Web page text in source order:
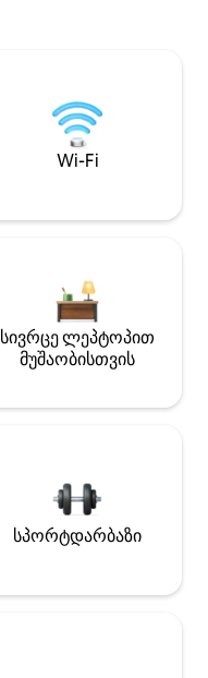
Wi-Fi
სივრცე ლეპტოპით
მუშაობისთვის
სპორტდარბაზი